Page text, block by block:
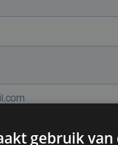
(indien van
gebruik van